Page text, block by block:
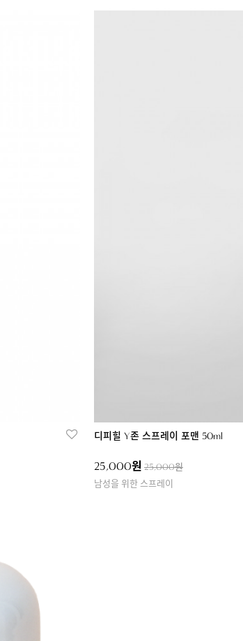
디피힐 Y존 스프레이 포맨 50ml
25,000원 25,000원
남성을 위한 스프레이